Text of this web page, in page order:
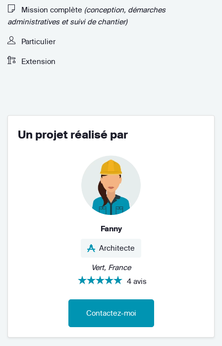
Mission complète (conception, démarches
administratives et suivi de chantier)
Particulier
Extension
Un projet réalisé par
Fanny
Architecte
Vert, France
4 avis
Contactez-moi